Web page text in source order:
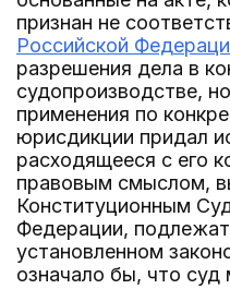
признан не
Российской
разрешения дела в
судопроизводстве,
применения по
юрисдикции придал
расходящееся с его
правовым смыслом,
Конституционным
Федерации,
установленном
означало бы, что